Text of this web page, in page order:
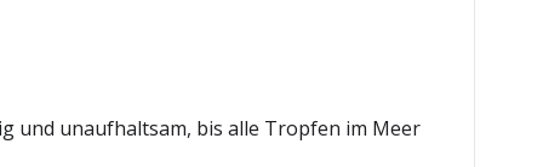
und unaufhaltsam, bis alle Tropfen im Meer